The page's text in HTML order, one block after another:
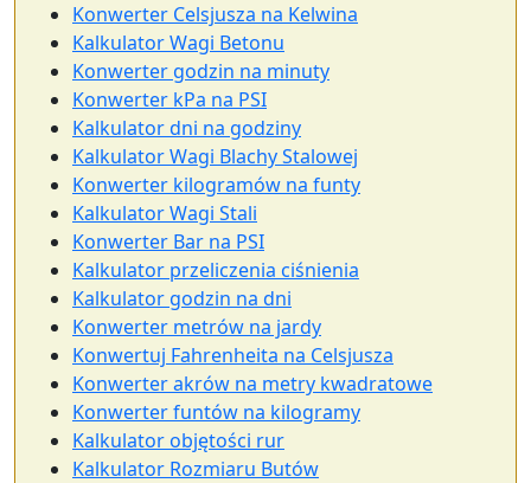
Konwerter Celsjusza na Kelwina
Kalkulator Wagi Betonu
Konwerter godzin na minuty
Konwerter kPa na PSI
Kalkulator dni na godziny
Kalkulator Wagi Blachy Stalowej
Konwerter kilogramów na funty
Kalkulator Wagi Stali
Konwerter Bar na PSI
Kalkulator przeliczenia ciśnienia
Kalkulator godzin na dni
Konwerter metrów na jardy
Konwertuj Fahrenheita na Celsjusza
Konwerter akrów na metry kwadratowe
Konwerter funtów na kilogramy
Kalkulator objętości rur
Kalkulator Rozmiaru Butów